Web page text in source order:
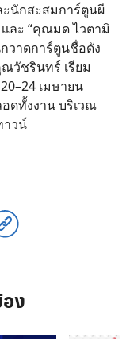
ะนักสะสมการ์ตูนผี
เละ “คุณมด ไวตามิ
วาดการ์ตูนชื่อดัง
วัชรินทร์ เรียม
เมษายน
ดทั้งงาน บริเวณ
วน์
ง